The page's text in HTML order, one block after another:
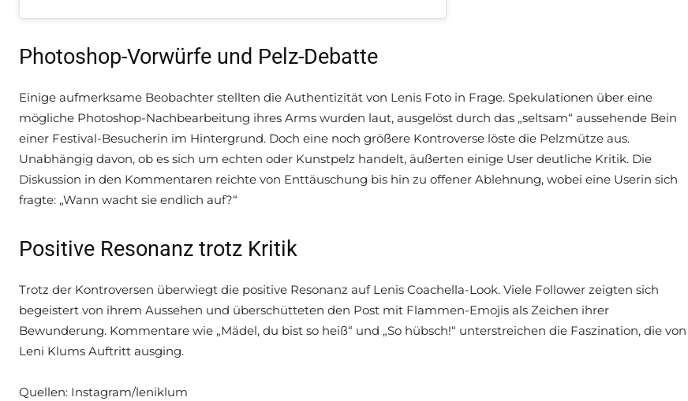
Photoshop-Vorwürfe und Pelz-Debatte
Einige aufmerksame Beobachter stellten die Authentizität von Lenis Foto in Frage. Spekulationen über eine
mögliche Photoshop-Nachbearbeitung ihres Arms wurden laut, ausgelöst durch das „seltsam“ aussehende Bein
einer Festival-Besucherin im Hintergrund. Doch eine noch größere Kontroverse löste die Pelzmütze aus.
Unabhängig davon, ob es sich um echten oder Kunstpelz handelt, äußerten einige User deutliche Kritik. Die
Diskussion in den Kommentaren reichte von Enttäuschung bis hin zu offener Ablehnung, wobei eine Userin sich
fragte: „Wann wacht sie endlich auf?“
Positive Resonanz trotz Kritik
Trotz der Kontroversen überwiegt die positive Resonanz auf Lenis Coachella-Look. Viele Follower zeigten sich
begeistert von ihrem Aussehen und überschütteten den Post mit Flammen-Emojis als Zeichen ihrer
Bewunderung. Kommentare wie „Mädel, du bist so heiß“ und „So hübsch!“ unterstreichen die Faszination, die von
Leni Klums Auftritt ausging.
Quellen: Instagram/leniklum